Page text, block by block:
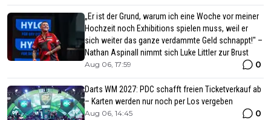
„Er ist der Grund, warum ich eine Woche vor meiner
Hochzeit noch Exhibitions spielen muss, weil er
sich weiter das ganze verdammte Geld schnappt!" –
Nathan Aspinall nimmt sich Luke Littler zur Brust
Aug 06, 17:59 0
Darts WM 2027: PDC schafft freien Ticketverkauf ab
– Karten werden nur noch per Los vergeben
Aug 06, 14:45 0